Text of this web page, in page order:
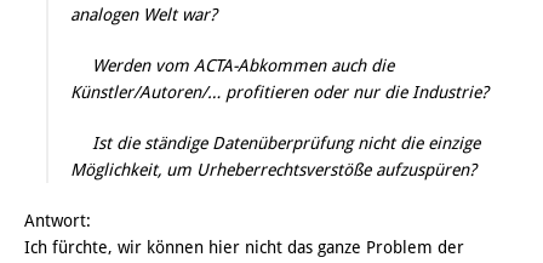
analogen Welt war?
Werden vom ACTA-Abkommen auch die
Künstler/Autoren/… profitieren oder nur die Industrie?
Ist die ständige Datenüberprüfung nicht die einzige
Möglichkeit, um Urheberrechtsverstöße aufzuspüren?
Antwort:
Ich fürchte, wir können hier nicht das ganze Problem der